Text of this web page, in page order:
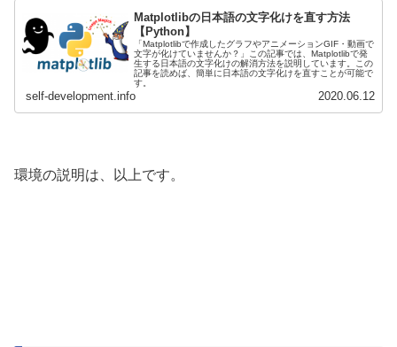
Matplotlibの日本語の文字化けを直す方法
【Python】
「Matplotlibで作成したグラフやアニメーションGIF・動画で
文字が化けていませんか？」この記事では、Matplotlibで発
生する日本語の文字化けの解消方法を説明しています。この
記事を読めば、簡単に日本語の文字化けを直すことが可能で
す。
self-development.info 2020.06.12
環境の説明は、以上です。